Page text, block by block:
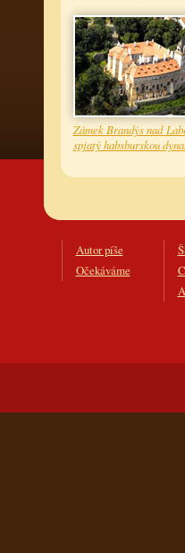
Zámek Brandýs nad
spjatý habsburskou
Autor píše
Očekáváme